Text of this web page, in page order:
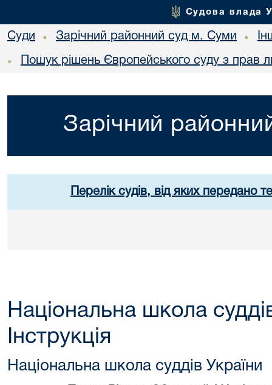
Судова влада
Суди • Зарічний районний суд м. Суми •
• Пошук рішень Європейського суду з прав
Зарічний
Перелік судів, від яких передано
Національна школа
Інструкція
Національна школа суддів України